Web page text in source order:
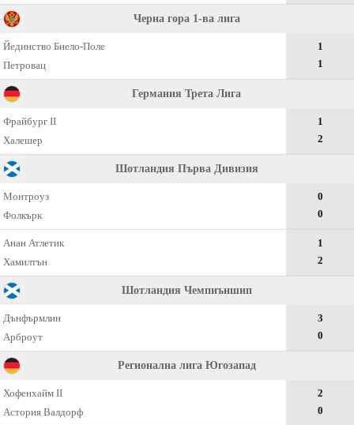
Черна гора 1-ва лига
Йединство Биело-Поле
Петровац
1
1
Германия Трета Лига
Фрайбург II
Халешер
1
2
Шотландия Първа Дивизия
Монтроуз
Фолкърк
0
0
Анан Атлетик
Хамилтън
1
2
Шотландия Чемпиъншип
Дънфърмлин
Арброут
3
0
Регионална лига Югозапад
Хофенхайм II
Астория Валдорф
2
0